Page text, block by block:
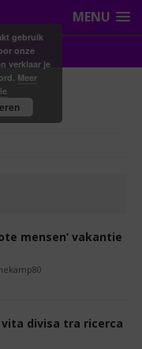
MENU
mensen’ vakantie
vita divisa tra ricerca
gebruik
onze
verklaar je
Meer